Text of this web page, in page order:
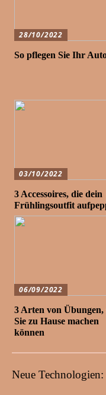
28/10/2022
So pflegen Sie Ihr
03/10/2022
3 Accessoires, die dein
Frühlingsoutfit
06/09/2022
3 Arten von Übungen,
Sie zu Hause machen
können
Neue